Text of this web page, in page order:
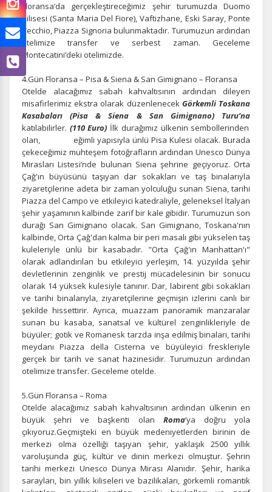
ÇEREZ KULLANIM AYARLARINIZ
Çerez tercihlerinizibelirleyin.
Daha fazla bilgi içinKVKK bilgilendirmemizi
Zorunlu Çerezler HER ZAMAN AKTIF
Oturum yönetimi, güvenlik ve temel site işlevleri için
gereklidir. Bu çerezler olmadan site düzgün çalışmaz ve
devre dışı bırakılamaz.
Floransa’da gerçekleştireceğimiz şehir turumuzda Duomo
Kilisesi (Santa Maria Del Fiore), Vaftizhane, Eski Saray, Ponte
Vecchio, Piazza Signoria bulunmaktadır. Turumuzun ardından
otelimize transfer ve serbest zaman. Geceleme
Montecatini’deki otelimizde.
4.Gün Floransa – Pisa & Siena & San Gimignano – Floransa
Otelde alacağımız sabah kahvaltısının ardından dileyen
misafirlerimizekstra olarak düzenlenecek Görkemli Toskana
Kasabaları (Pisa & Siena & San Gimignano) Turu’na
katılabilirler. (110 Euro) İlk durağımız ülkenin sembollerinden
olan, eğimli yapısıyla ünlü Pisa Kulesi olacak. Burada
çekeceğimiz muhteşem fotoğrafların ardından Unesco Dünya
Mirasları Listesi’nde bulunan Siena şehrine geçiyoruz. Orta
Çağ'ın büyüsünü taşıyan dar sokakları ve taş binalarıyla
ziyaretçilerine adeta bir zaman yolculuğu sunan Siena, tarihi
Piazza del Campo ve etkileyici katedraliyle, geleneksel İtalyan
şehir yaşamının kalbinde zarif bir kale gibidir. Turumuzun son
durağı San Gimignano olacak. San Gimignano, Toskana'nın
kalbinde, Orta Çağ'dan kalma bir peri masalı gibi yükselen taş
kuleleriyle ünlü bir kasabadır. "Orta Çağ'ın Manhattan'ı"
olarak adlandırılan bu etkileyici yerleşim, 14. yüzyılda şehir
devletlerinin zenginlik ve prestij mücadelesinin bir sonucu
olarak 14 yüksek kulesiyle tanınır. Dar, labirent gibi sokakları
ve tarihi binalarıyla, ziyaretçilerine geçmişin izlerini canlı bir
şekilde hissettirir. Ayrıca, muazzam panoramik manzaralar
sunan bu kasaba, sanatsal ve kültürel zenginlikleriyle de
büyüler; gotik ve Romanesk tarzda inşa edilmiş binaları, tarihi
meydanı Piazza della Cisterna ve büyüleyici freskleriyle
gerçek bir tarih ve sanat hazinesidir. Turumuzun ardından
otelimize transfer. Geceleme otelde.
5.Gün Floransa – Roma
Otelde alacağımız sabah kahvaltısının ardından ülkenin en
büyük şehri ve başkenti olan Roma’ya doğru yola
çıkıyoruz.Geçmişteki en büyük medeniyetlerden birinin de
merkezi olma özelliği taşıyan şehir, yaklaşık 2500 yıllık
varoluşunda güç, kültür ve dinin merkezi olmuştur. Şehrin
tarihi merkezi Unesco Dünya Mirası Alanıdır. Şehir, harika
sarayları, bin yıllık kiliseleri ve bazilikaları, görkemli romantik